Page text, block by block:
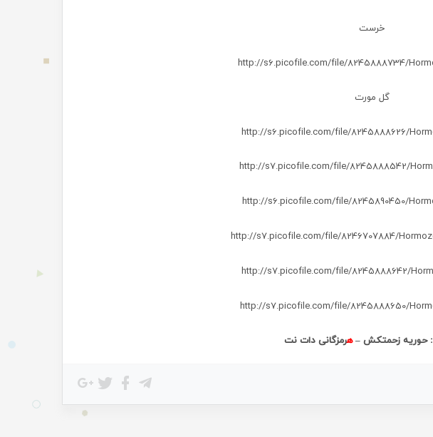
خرست
گل مورت
: حوریه زحمتکش –هرمزگانی دات نت